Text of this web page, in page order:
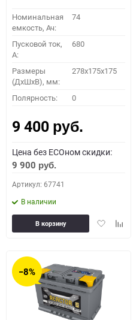
Номинальная
емкость, Ач:
74
Пусковой ток,
A:
680
Размеры
(ДхШхВ), мм:
278x175x175
Полярность: 0
9 400 руб.
Цена без ECOном скидки:
9 900 руб.
Артикул: 67741
В наличии
Добавить
В корзину
−8%